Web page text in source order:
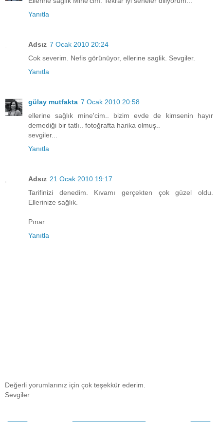
Yanıtla
Adsız 7 Ocak 2010 20:24
Cok severim. Nefis görünüyor, ellerine saglik. Sevgiler.
Yanıtla
gülay mutfakta 7 Ocak 2010 20:58
ellerine sağlık mine'cim.. bizim evde de kimsenin hayır
demediği bir tatlı.. fotoğrafta harika olmuş..
sevgiler...
Yanıtla
Adsız 21 Ocak 2010 19:17
Tarifinizi denedim. Kıvamı gerçekten çok güzel oldu.
Ellerinize sağlık.
Pınar
Yanıtla
Değerli yorumlarınız için çok teşekkür ederim.
Sevgiler